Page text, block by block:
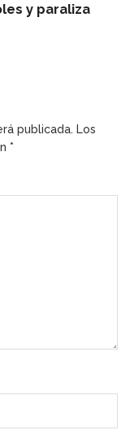
y paraliza
publicada. Los
*